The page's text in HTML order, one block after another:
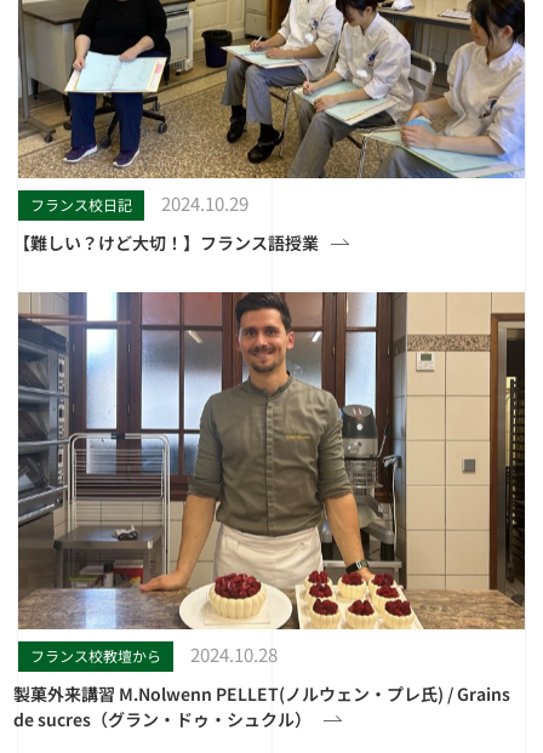
フランス校日記 2024.10.29
【難しい？けど大切！】フランス語授業
フランス校教壇から 2024.10.28
製菓外来講習 M.Nolwenn PELLET(ノルウェン・プレ氏) / Grains
de sucres（グラン・ドゥ・シュクル）